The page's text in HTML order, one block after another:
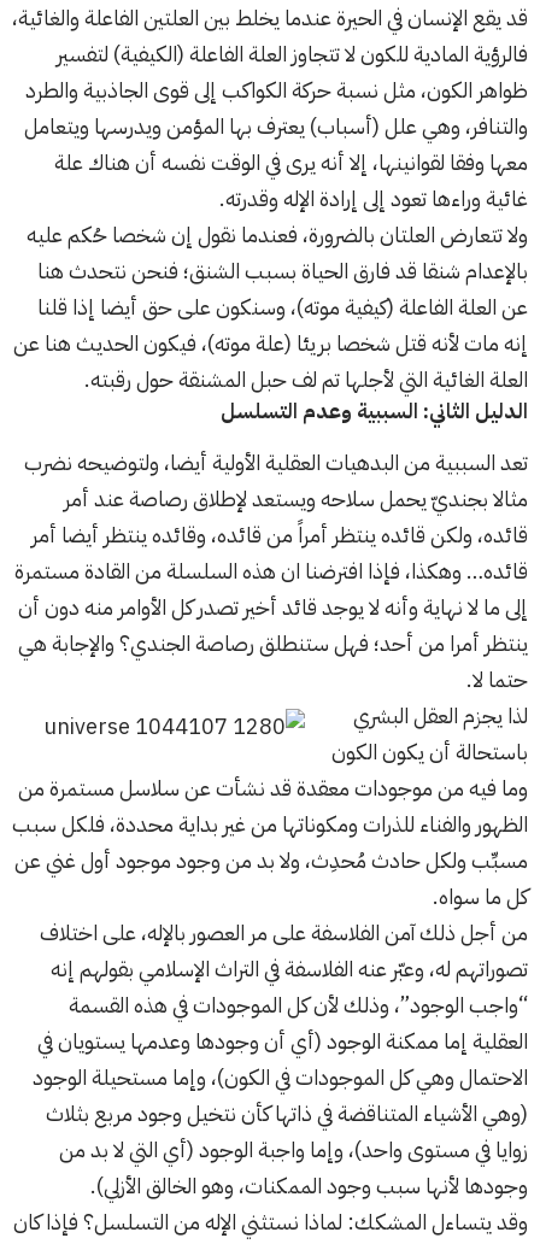
قد يقع الإنسان في الحيرة عندما يخلط بين العلتين الفاعلة والغائية،
فالرؤية المادية للكون لا تتجاوز العلة الفاعلة (الكيفية) لتفسير
ظواهر الكون، مثل نسبة حركة الكواكب إلى قوى الجاذبية والطرد
والتنافر، وهي علل (أسباب) يعترف بها المؤمن ويدرسها ويتعامل
معها وفقا لقوانينها، إلا أنه يرى في الوقت نفسه أن هناك علة
غائية وراءها تعود إلى إرادة الإله وقدرته.
ولا تتعارض العلتان بالضرورة، فعندما نقول إن شخصا حُكم عليه
بالإعدام شنقا قد فارق الحياة بسبب الشنق؛ فنحن نتحدث هنا
عن العلة الفاعلة (كيفية موته)، وسنكون على حق أيضا إذا قلنا
إنه مات لأنه قتل شخصا بريئا (علة موته)، فيكون الحديث هنا عن
العلة الغائية التي لأجلها تم لف حبل المشنقة حول رقبته.
الدليل الثاني: السببية وعدم التسلسل
تعد السببية من البدهيات العقلية الأولية أيضا، ولتوضيحه نضرب
مثالا بجنديّ يحمل سلاحه ويستعد لإطلاق رصاصة عند أمر
قائده، ولكن قائده ينتظر أمراً من قائده، وقائده ينتظر أيضا أمر
قائده… وهكذا، فإذا افترضنا ان هذه السلسلة من القادة مستمرة
إلى ما لا نهاية وأنه لا يوجد قائد أخير تصدر كل الأوامر منه دون أن
ينتظر أمرا من أحد؛ فهل ستنطلق رصاصة الجندي؟ والإجابة هي
حتما لا.
لذا يجزم العقل البشري
باستحالة أن يكون الكون
وما فيه من موجودات معقدة قد نشأت عن سلاسل مستمرة من
الظهور والفناء للذرات ومكوناتها من غير بداية محددة، فلكل سبب
مسبِّب ولكل حادث مُحدِث، ولا بد من وجود موجود أول غني عن
كل ما سواه.
من أجل ذلك آمن الفلاسفة على مر العصور بالإله، على اختلاف
تصوراتهم له، وعبّر عنه الفلاسفة في التراث الإسلامي بقولهم إنه
“واجب الوجود”، وذلك لأن كل الموجودات في هذه القسمة
العقلية إما ممكنة الوجود (أي أن وجودها وعدمها يستويان في
الاحتمال وهي كل الموجودات في الكون)، وإما مستحيلة الوجود
(وهي الأشياء المتناقضة في ذاتها كأن نتخيل وجود مربع بثلاث
زوايا في مستوى واحد)، وإما واجبة الوجود (أي التي لا بد من
وجودها لأنها سبب وجود الممكنات، وهو الخالق الأزلي).
وقد يتساءل المشكك: لماذا نستثني الإله من التسلسل؟ فإذا كان